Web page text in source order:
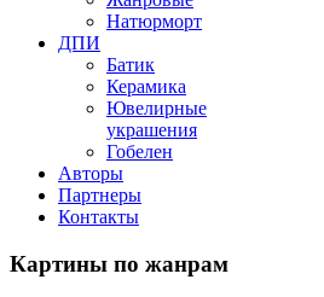
Натюрморт
ДПИ
Батик
Керамика
Ювелирные
украшения
Гобелен
Авторы
Партнеры
Контакты
Картины по жанрам